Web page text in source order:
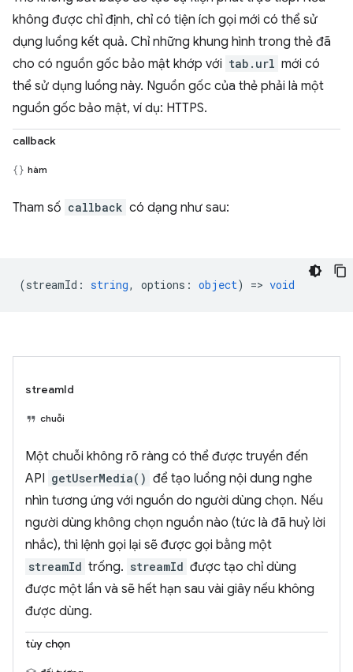
không được chỉ định, chỉ có tiện ích gọi mới có thể sử
dụng luồng kết quả. Chỉ những khung hình trong thẻ đã
cho có nguồn gốc bảo mật khớp với tab.url mới có
thể sử dụng luồng này. Nguồn gốc của thẻ phải là một
nguồn gốc bảo mật, ví dụ: HTTPS.
callback
hàm
Tham số callback có dạng như sau:
(streamId : string, options : object) => void
streamId
chuỗi
Một chuỗi không rõ ràng có thể được truyền đến
API getUserMedia() để tạo luồng nội dung nghe
nhìn tương ứng với nguồn do người dùng chọn. Nếu
người dùng không chọn nguồn nào (tức là đã huỷ lời
nhắc), thì lệnh gọi lại sẽ được gọi bằng một
streamId trống. streamId được tạo chỉ dùng
được một lần và sẽ hết hạn sau vài giây nếu không
được dùng.
tùy chọn